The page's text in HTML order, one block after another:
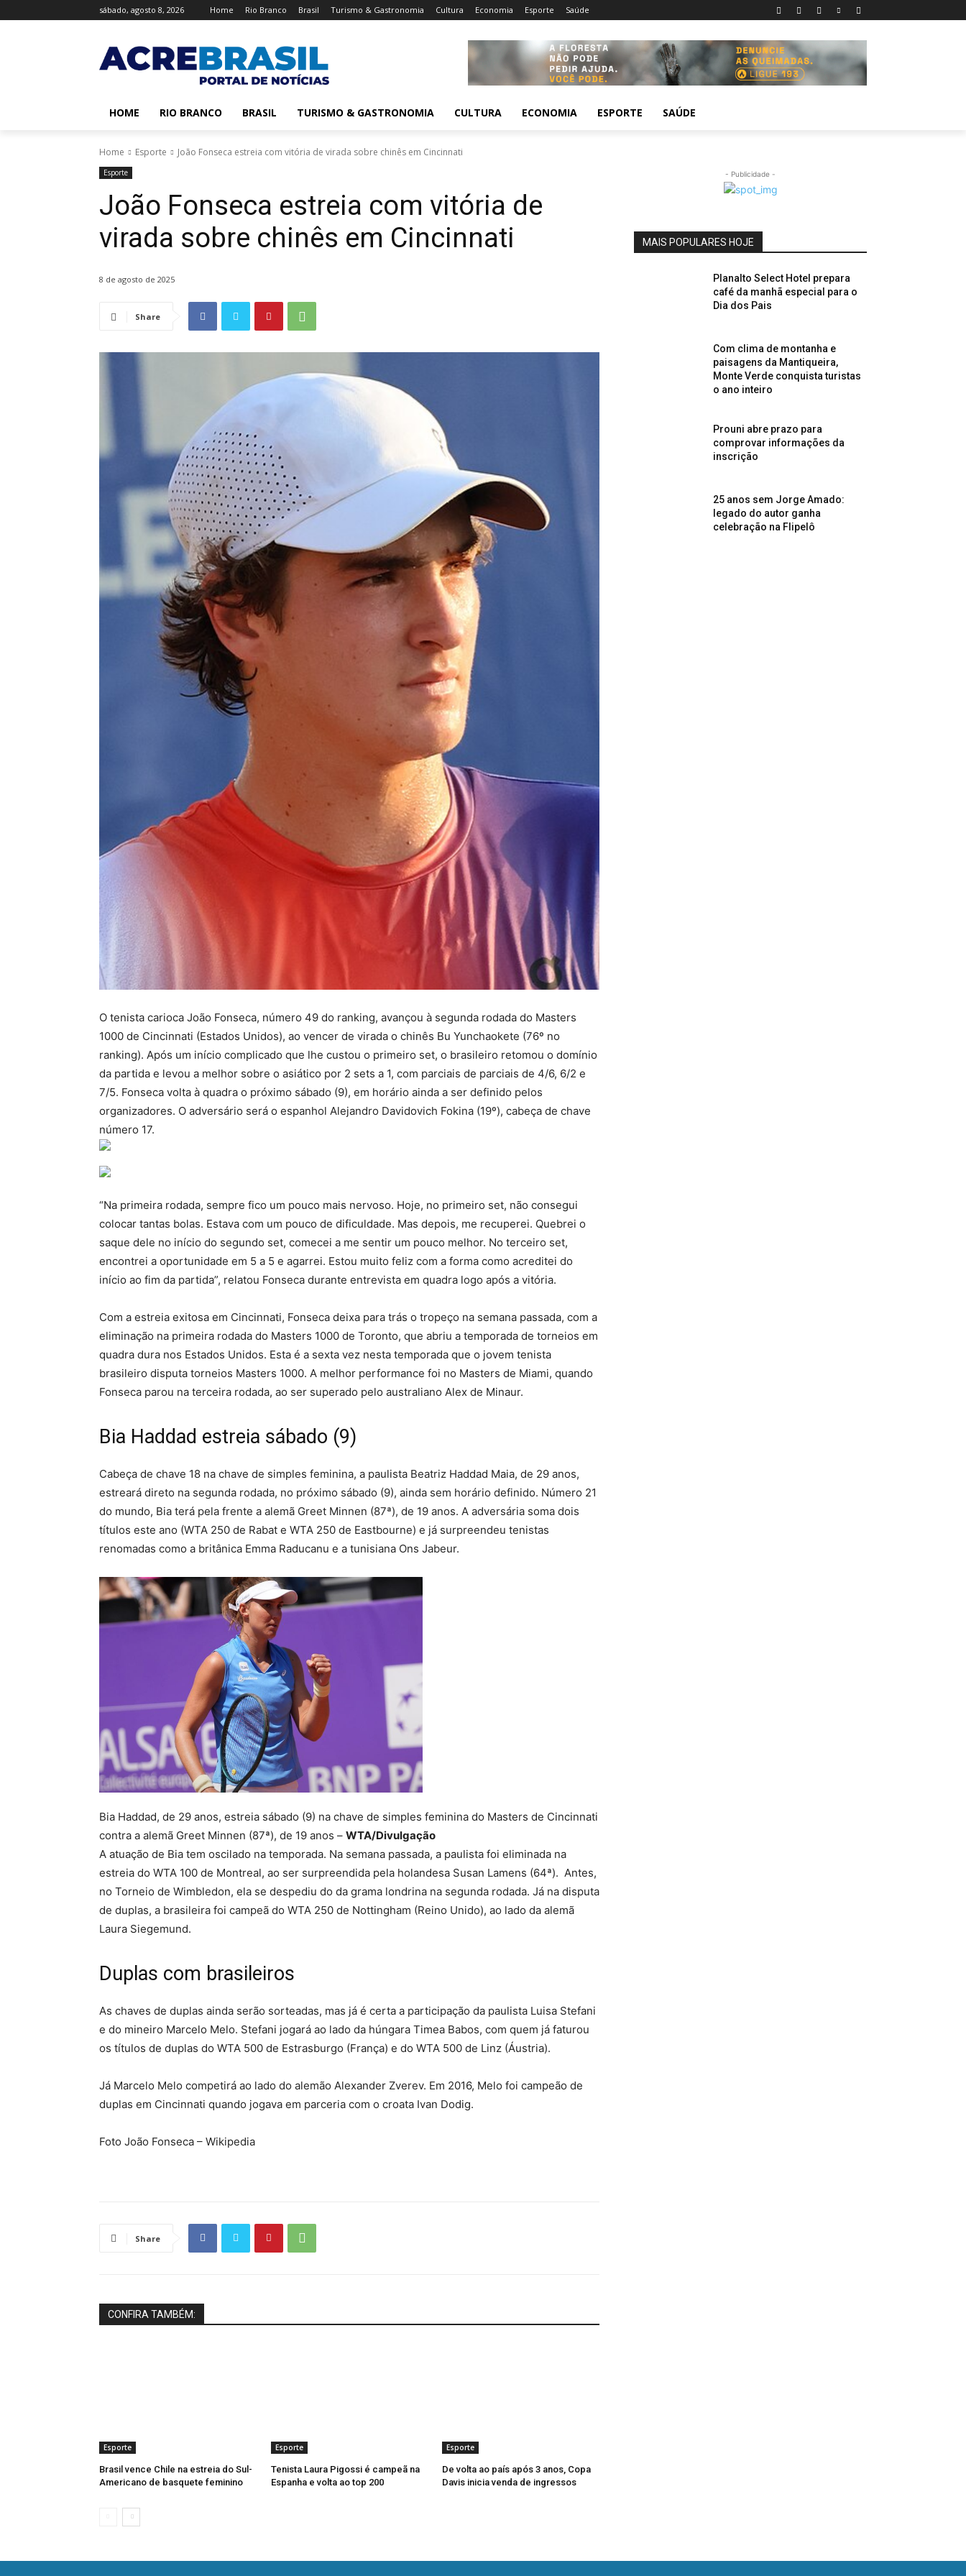
sábado, agosto 8, 2026 Home Rio Branco Brasil Turismo & Gastronomia Cultura Economia Esporte Saúde
HOME RIO BRANCO BRASIL TURISMO & GASTRONOMIA CULTURA ECONOMIA ESPORTE SAÚDE
Home Esporte João Fonseca estreia com vitória de virada sobre chinês em Cincinnati
Esporte
João Fonseca estreia com vitória de
virada sobre chinês em Cincinnati
8 de agosto de 2025
Share
O tenista carioca João Fonseca, número 49 do ranking, avançou à segunda rodada do Masters
1000 de Cincinnati (Estados Unidos), ao vencer de virada o chinês Bu Yunchaokete (76º no
ranking). Após um início complicado que lhe custou o primeiro set, o brasileiro retomou o domínio
da partida e levou a melhor sobre o asiático por 2 sets a 1, com parciais de parciais de 4/6, 6/2 e
7/5. Fonseca volta à quadra o próximo sábado (9), em horário ainda a ser definido pelos
organizadores. O adversário será o espanhol Alejandro Davidovich Fokina (19º), cabeça de chave
número 17.
“Na primeira rodada, sempre fico um pouco mais nervoso. Hoje, no primeiro set, não consegui
colocar tantas bolas. Estava com um pouco de dificuldade. Mas depois, me recuperei. Quebrei o
saque dele no início do segundo set, comecei a me sentir um pouco melhor. No terceiro set,
encontrei a oportunidade em 5 a 5 e agarrei. Estou muito feliz com a forma como acreditei do
início ao fim da partida”, relatou Fonseca durante entrevista em quadra logo após a vitória.
Com a estreia exitosa em Cincinnati, Fonseca deixa para trás o tropeço na semana passada, com a
eliminação na primeira rodada do Masters 1000 de Toronto, que abriu a temporada de torneios em
quadra dura nos Estados Unidos. Esta é a sexta vez nesta temporada que o jovem tenista
brasileiro disputa torneios Masters 1000. A melhor performance foi no Masters de Miami, quando
Fonseca parou na terceira rodada, ao ser superado pelo australiano Alex de Minaur.
Bia Haddad estreia sábado (9)
Cabeça de chave 18 na chave de simples feminina, a paulista Beatriz Haddad Maia, de 29 anos,
estreará direto na segunda rodada, no próximo sábado (9), ainda sem horário definido. Número 21
do mundo, Bia terá pela frente a alemã Greet Minnen (87ª), de 19 anos. A adversária soma dois
títulos este ano (WTA 250 de Rabat e WTA 250 de Eastbourne) e já surpreendeu tenistas
renomadas como a britânica Emma Raducanu e a tunisiana Ons Jabeur.
Bia Haddad, de 29 anos, estreia sábado (9) na chave de simples feminina do Masters de Cincinnati
contra a alemã Greet Minnen (87ª), de 19 anos – WTA/Divulgação
A atuação de Bia tem oscilado na temporada. Na semana passada, a paulista foi eliminada na
estreia do WTA 100 de Montreal, ao ser surpreendida pela holandesa Susan Lamens (64ª). Antes,
no Torneio de Wimbledon, ela se despediu do da grama londrina na segunda rodada. Já na disputa
de duplas, a brasileira foi campeã do WTA 250 de Nottingham (Reino Unido), ao lado da alemã
Laura Siegemund.
Duplas com brasileiros
As chaves de duplas ainda serão sorteadas, mas já é certa a participação da paulista Luisa Stefani
e do mineiro Marcelo Melo. Stefani jogará ao lado da húngara Timea Babos, com quem já faturou
os títulos de duplas do WTA 500 de Estrasburgo (França) e do WTA 500 de Linz (Áustria).
Já Marcelo Melo competirá ao lado do alemão Alexander Zverev. Em 2016, Melo foi campeão de
duplas em Cincinnati quando jogava em parceria com o croata Ivan Dodig.
Foto João Fonseca – Wikipedia
Share
CONFIRA TAMBÉM:
Esporte
Brasil vence Chile na estreia do Sul-
Americano de basquete feminino
Esporte
Tenista Laura Pigossi é campeã na
Espanha e volta ao top 200
Esporte
De volta ao país após 3 anos, Copa
Davis inicia venda de ingressos
- Publicidade -
MAIS POPULARES HOJE
Planalto Select Hotel prepara
café da manhã especial para o
Dia dos Pais
Com clima de montanha e
paisagens da Mantiqueira,
Monte Verde conquista turistas
o ano inteiro
Prouni abre prazo para
comprovar informações da
inscrição
25 anos sem Jorge Amado:
legado do autor ganha
celebração na Flipelô